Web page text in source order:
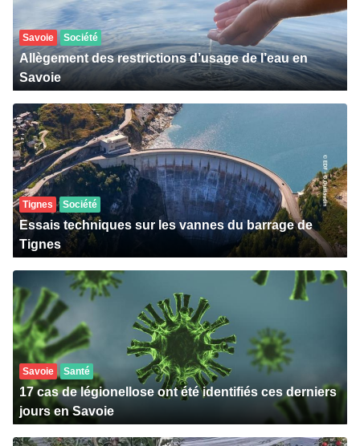
Savoie Société
Allègement des restrictions d’usage de l’eau en
Savoie
Tignes Société
Essais techniques sur les vannes du barrage de
Tignes
Savoie Santé
17 cas de légionellose ont été identifiés ces derniers
jours en Savoie